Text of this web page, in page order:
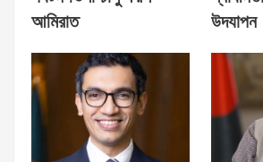
আমিরাত
উদযাপন